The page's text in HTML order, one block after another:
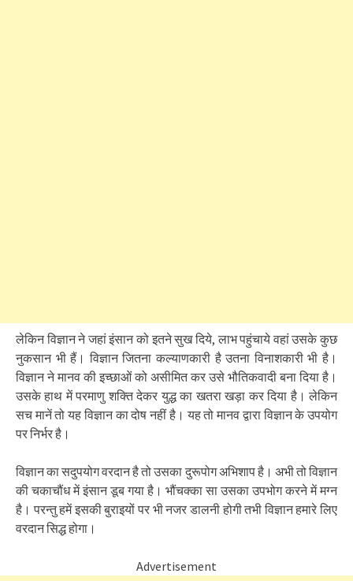
लेकिन विज्ञान ने जहां इंसान को इतने सुख दिये, लाभ पहुंचाये वहां उसके कुछ
नुकसान भी हैं। विज्ञान जितना कल्याणकारी है उतना विनाशकारी भी है।
विज्ञान ने मानव की इच्छाओं को असीमित कर उसे भौतिकवादी बना दिया है।
उसके हाथ में परमाणु शक्ति देकर युद्ध का खतरा खड़ा कर दिया है। लेकिन
सच मानें तो यह विज्ञान का दोष नहीं है। यह तो मानव द्वारा विज्ञान के उपयोग
पर निर्भर है।
विज्ञान का सदुपयोग वरदान है तो उसका दुरूपोग अ​भिशाप है। अभी तो विज्ञान
की चकाचौंध में इंसान डूब गया है। भौंचक्का सा उसका उपभोग करने में मग्न
है। परन्तु हमें इसकी बुराइयों पर भी नजर डालनी होगी तभी विज्ञान हमारे लिए
वरदान सिद्ध होगा।
Advertisement